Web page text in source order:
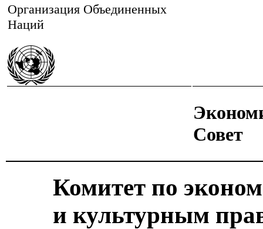
Организация Объединенных
Наций
Совет
Комитет по
и культурным